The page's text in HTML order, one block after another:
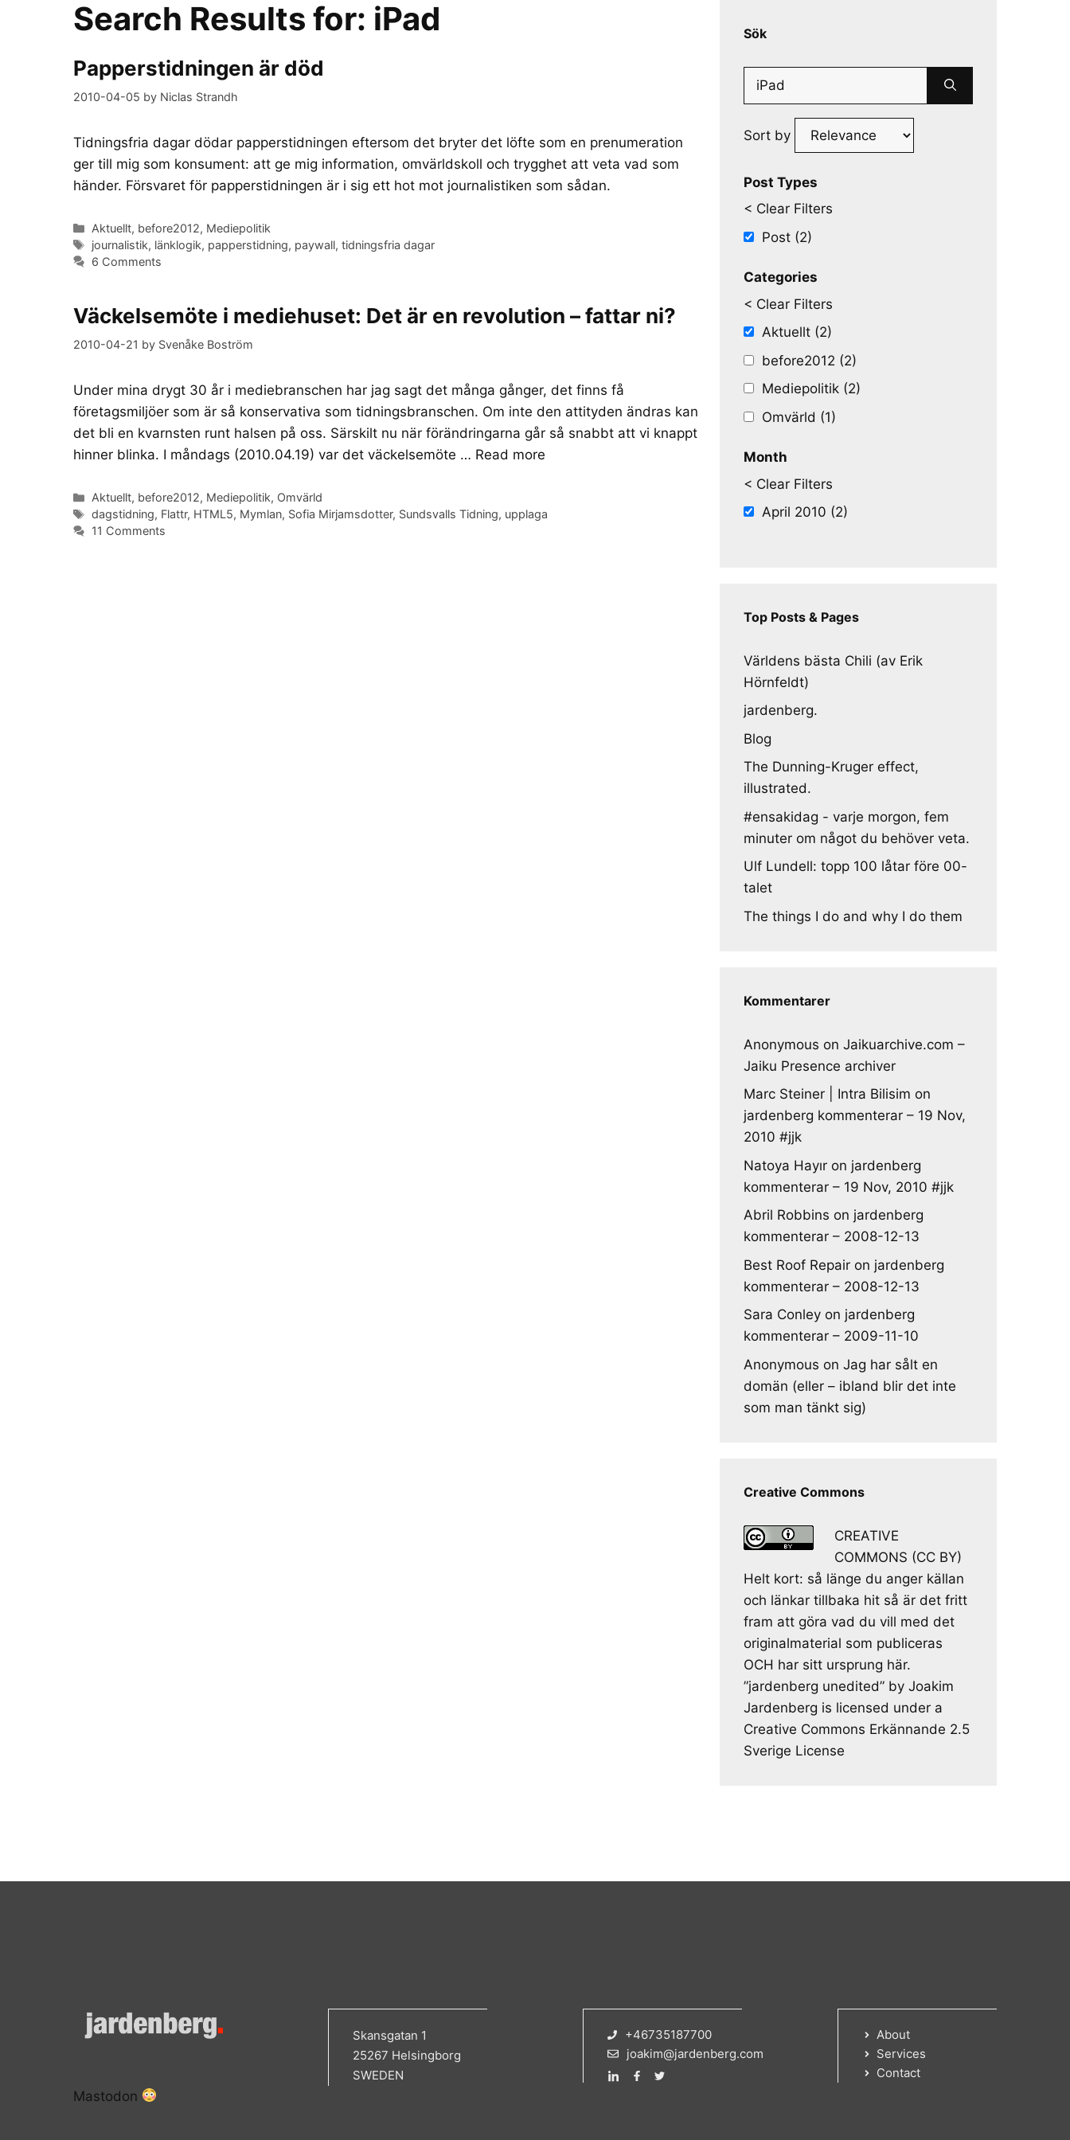
Search Results for: iPad
Papperstidningen är död
2010-04-05 by Niclas Strandh
Tidningsfria dagar dödar papperstidningen eftersom det bryter det löfte som en prenumeration
ger till mig som konsument: att ge mig information, omvärldskoll och trygghet att veta vad som
händer. Försvaret för papperstidningen är i sig ett hot mot journalistiken som sådan.
Categories
Aktuellt, before2012, Mediepolitik
Tags
journalistik, länklogik, papperstidning, paywall,tidningsfria dagar
6 Comments
Väckelsemöte i mediehuset: Det är en revolution – fattar ni?
2010-04-21 by Svenåke Boström
Under mina drygt 30 år i mediebranschen har jag sagt det många gånger, det finns få
företagsmiljöer som är så konservativa som tidningsbranschen. Om inte den attityden ändras kan
det bli en kvarnsten runt halsen på oss. Särskilt nu när förändringarna går så snabbt att vi knappt
hinner blinka. I måndags (2010.04.19) var det väckelsemöte … Read more
Categories
Aktuellt, before2012, Mediepolitik, Omvärld
Tags
dagstidning, Flattr, HTML5, Mymlan, Sofia Mirjamsdotter, Sundsvalls Tidning, upplaga
11 Comments
Sök
Search
Sort by
Post Types
< Clear Filters
Post (2)
Categories
< Clear Filters
Aktuellt (2)
before2012 (2)
Mediepolitik (2)
Omvärld (1)
Month
< Clear Filters
April 2010 (2)
Top Posts & Pages
Världens bästa Chili (av Erik
Hörnfeldt)
jardenberg.
Blog
The Dunning-Kruger effect,
illustrated.
#ensakidag - varje morgon, fem
minuter om något du behöver veta.
Ulf Lundell: topp 100 låtar före 00-
talet
The things I do and why I do them
Kommentarer
Anonymous on Jaikuarchive.com –
Jaiku Presence archiver
Marc Steiner | Intra Bilisim on
jardenberg kommenterar – 19 Nov,
2010 #jjk
Natoya Hayır on jardenberg
kommenterar – 19 Nov, 2010 #jjk
Abril Robbins on jardenberg
kommenterar – 2008-12-13
Best Roof Repair on jardenberg
kommenterar – 2008-12-13
Sara Conley on jardenberg
kommenterar – 2009-11-10
Anonymous on Jag har sålt en
domän (eller – ibland blir det inte
som man tänkt sig)
Creative Commons
CREATIVE
COMMONS (CC BY)
Helt kort: så länge du anger källan
och länkar tillbaka hit så är det fritt
fram att göra vad du vill med det
originalmaterial som publiceras
OCH har sitt ursprung här.
”jardenberg unedited” by Joakim
Jardenberg is licensed under a
Creative Commons Erkännande 2.5
Sverige License
Skansgatan 1
25267 Helsingborg
SWEDEN
+46735187700
joakim@jardenberg.com
About
Services
Contact
Mastodon